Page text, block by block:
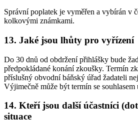
Správní poplatek je vyměřen a vybírán v
kolkovými známkami.
13. Jaké jsou lhůty pro vyřízení
Do 30 dnů od obdržení přihlášky bude
předpokládané konání zkoušky. Termín
příslušný obvodní báňský úřad žadateli
Výjimečně může být termín se souhlasem
14. Kteří jsou další účastníci
situace